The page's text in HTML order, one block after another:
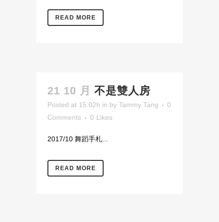
READ MORE
21 10 月 不是雙人房
Posted at 15:02h in by Tammy Tang
0
Comments
0 Likes
2017/10 舞蹈手札...
READ MORE